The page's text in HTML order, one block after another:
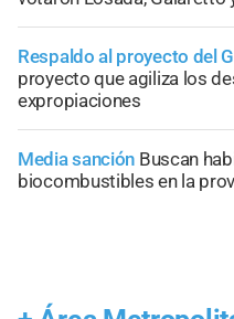
Respaldo al proyecto del
proyecto que agiliza los
expropiaciones
Media sanción Buscan
biocombustibles en la